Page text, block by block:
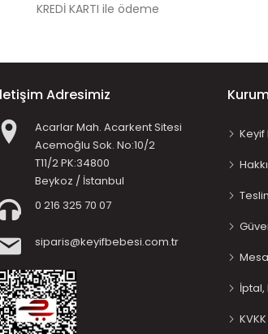
KREDİ KARTI ile ödeme
Adresimiz
Acarlar Mah. Acarkent Sitesi
Acemoğlu Sok. No:10/2
T11/2 PK:34800
Beykoz / İstanbul
0 216 325 70 07
siparis@keyifbebesi.com.tr
Keyif
İptal,